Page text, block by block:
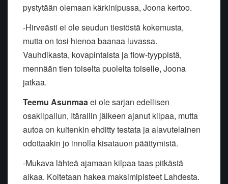
pystytään olemaan kärkinipussa, Joona kertoo.
-Hirveästi ei ole seudun tiestöstä kokemusta,
mutta on tosi hienoa baanaa luvassa.
Vauhdikasta, kovapintaista ja flow-tyyppistä,
mennään tien toiselta puolelta toiselle, Joona
jatkaa.
Teemu Asunmaaei ole sarjan edellisen
osakilpailun, Itärallin jälkeen ajanut kilpaa, mutta
autoa on kuitenkin ehditty testata ja alavutelainen
odottaakin jo innolla kisatauon päättymistä.
-Mukava lähteä ajamaan kilpaa taas pitkästä
aikaa. Koitetaan hakea maksimipisteet Lahdesta.